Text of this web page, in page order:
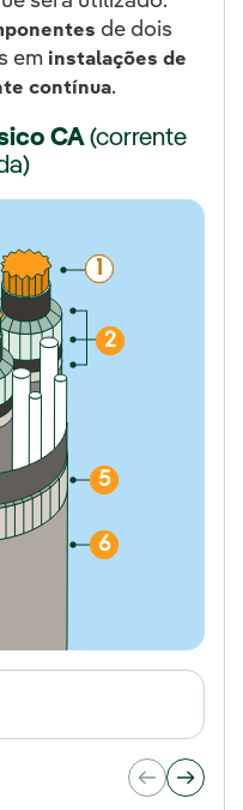
de dois
em instalações de
contínua.
CA(corrente
1
2
5
6